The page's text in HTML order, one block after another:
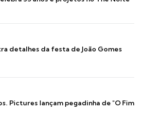
detalhes da festa de João Gomes
Pictures lançam pegadinha de "O Fim